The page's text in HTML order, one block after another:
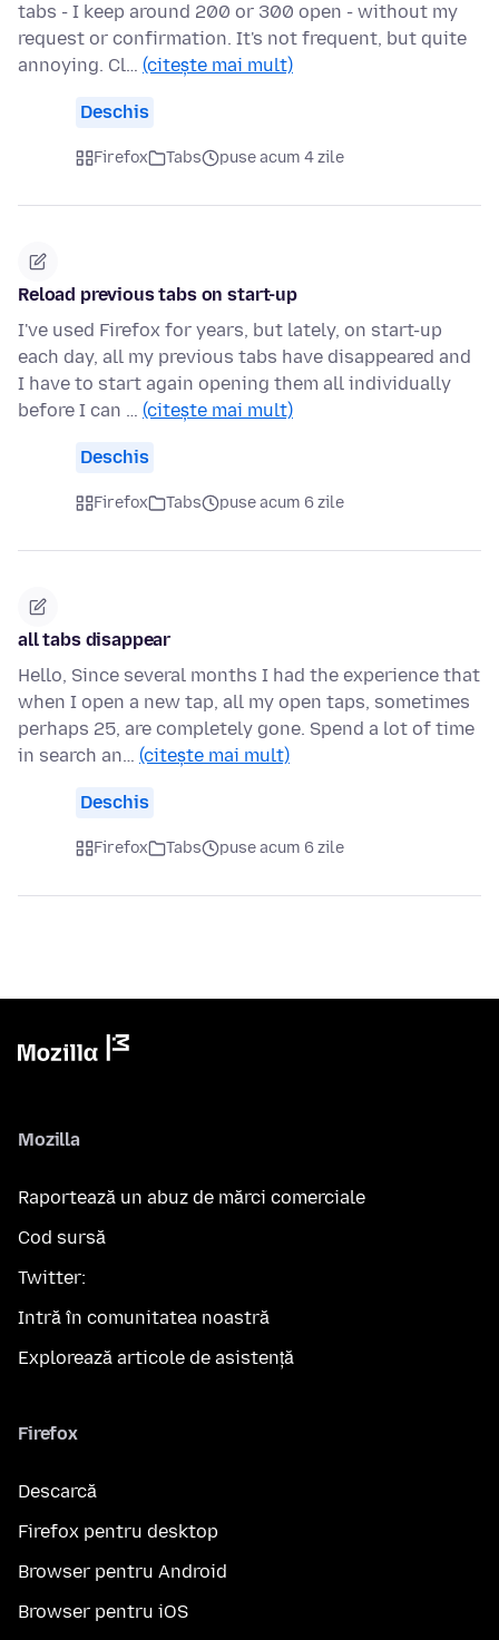
tabs - I keep around 200 or 300 open - without my
request or confirmation. It's not frequent, but quite
annoying. Cl… (citește mai mult)
Deschis
Firefox Tabs puse acum 4 zile
Reload previous tabs on start-up
I've used Firefox for years, but lately, on start-up
each day, all my previous tabs have disappeared and
I have to start again opening them all individually
before I can … (citește mai mult)
Deschis
Firefox Tabs puse acum 6 zile
all tabs disappear
Hello, Since several months I had the experience that
when I open a new tap, all my open taps, sometimes
perhaps 25, are completely gone. Spend a lot of time
in search an… (citește mai mult)
Deschis
Firefox Tabs puse acum 6 zile
Mozilla
Raportează un abuz de mărci comerciale
Cod sursă
Twitter:
Intră în comunitatea noastră
Explorează articole de asistență
Firefox
Descarcă
Firefox pentru desktop
Browser pentru Android
Browser pentru iOS